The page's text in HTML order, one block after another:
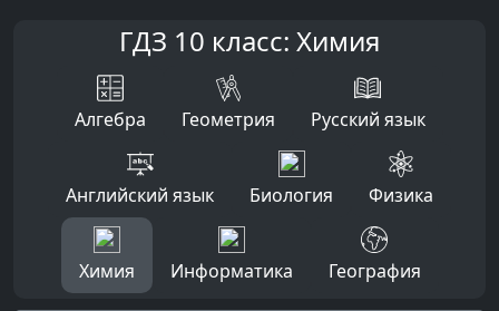
ГДЗ 10 класс: Химия
Алгебра Геометрия Русский язык
Английский язык Биология Физика
Химия Информатика География